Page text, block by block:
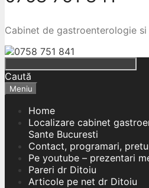
Cabinet de gastroenterologie
Caută
Meniu
Home
Localizare cabinet
Sante Bucuresti
Contact, programari,
Pe youtube – prezentari
Pareri dr Ditoiu
Articole pe net dr Ditoiu